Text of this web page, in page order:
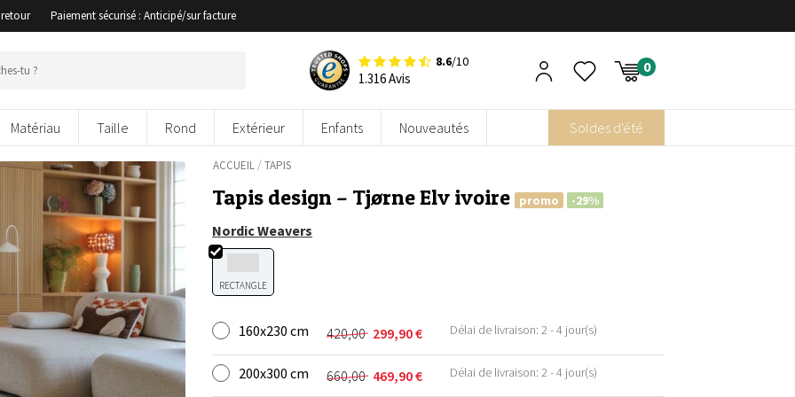
Paiement sécurisé : Anticipé/sur facture
8.6/10
1.316 Avis
Matériau Taille Rond Extérieur Enfants Nouveautés Soldes d'été
ACCUEIL/TAPIS
Tapis design – Tjørne Elv ivoire promo -29%
Nordic Weavers
RECTANGLE
160x230 cm 420,00
Le
prix
initial
299,90€
Le
prix
actuel
Délai de livraison: 2 - 4 jour(s)
200x300 cm 660,00
Le 469,90€
Le Délai de livraison: 2 - 4 jour(s)